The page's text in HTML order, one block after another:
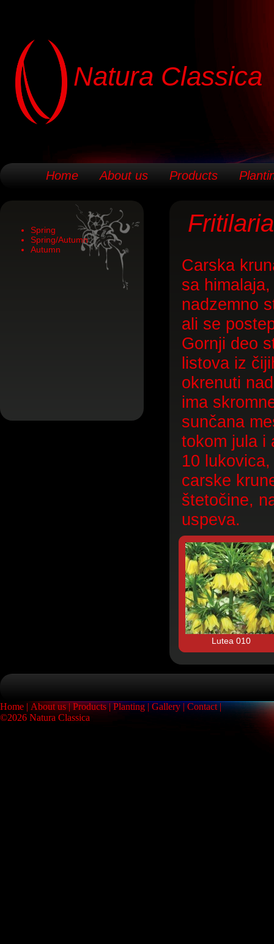
Natura Classica
Home About us Products
Spring
Spring/Autumn
Autumn
Fritilaria
Carska
sa
nadzemno
ali se
Gornji deo
listova iz
okrenuti
ima
sunčana
tokom jula i
10
carske
štetočine,
uspeva.
Lutea 010
Home About us Products Planting Gallery
Contact
©2026 Natura Classica